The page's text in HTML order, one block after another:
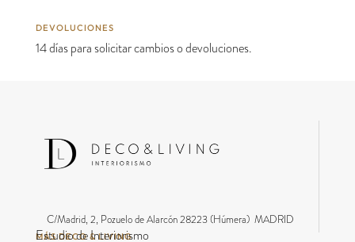
DEVOLUCIONES
14 días para solicitar cambios o devoluciones.
C/Madrid, 2, Pozuelo de Alarcón 28223 (Húmera) MADRID
MÁS DECO & LIVING
Estudio de Interiorismo